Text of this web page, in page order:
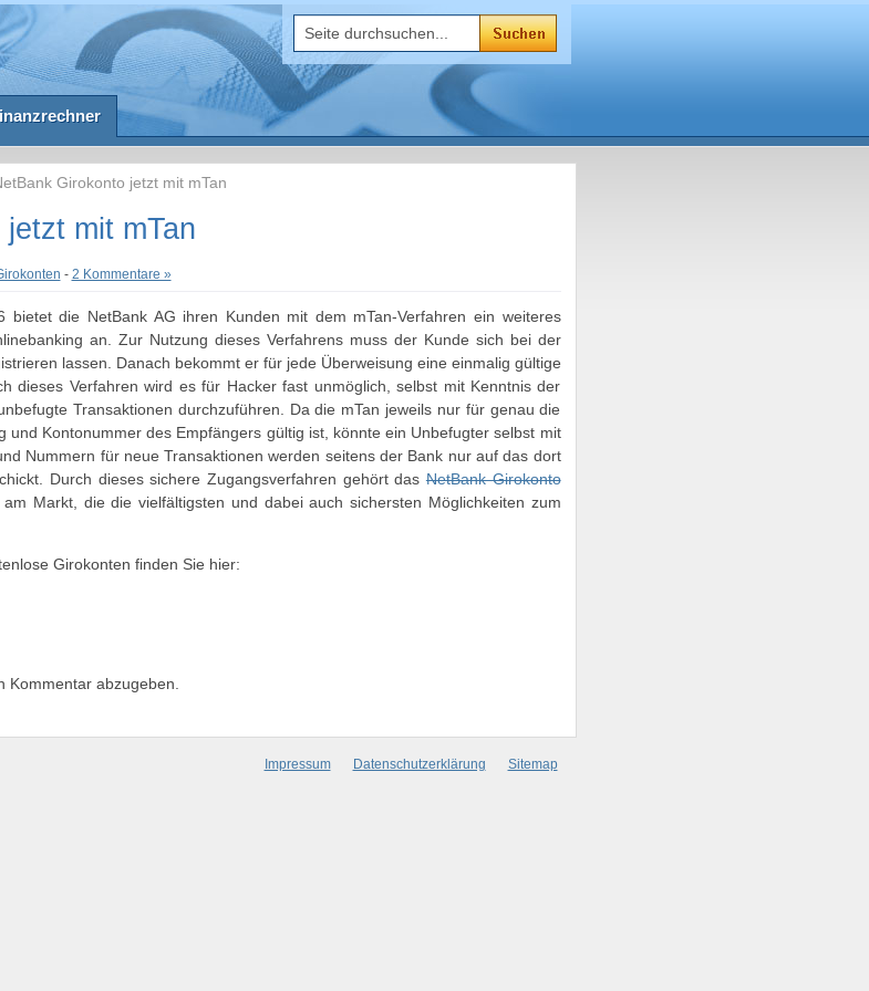
Girokonto jetzt mit mTan
mit mTan
- 2 Kommentare »
bietet die NetBank AG ihren Kunden mit dem mTan-Verfahren ein weiteres
an. Zur Nutzung dieses Verfahrens muss der Kunde sich bei der
lassen. Danach bekommt er für jede Überweisung eine einmalig gültige
dieses Verfahren wird es für Hacker fast unmöglich, selbst mit Kenntnis der
Transaktionen durchzuführen. Da die mTan jeweils nur für genau die
und Kontonummer des Empfängers gültig ist, könnte ein Unbefugter selbst mit
Nummern für neue Transaktionen werden seitens der Bank nur auf das dort
Durch dieses sichere Zugangsverfahren gehört dasNetBank Girokonto
Markt, die die vielfältigsten und dabei auch sichersten Möglichkeiten zum
Girokonten finden Sie hier:
abzugeben.
Impressum Datenschutzerklärung Sitemap